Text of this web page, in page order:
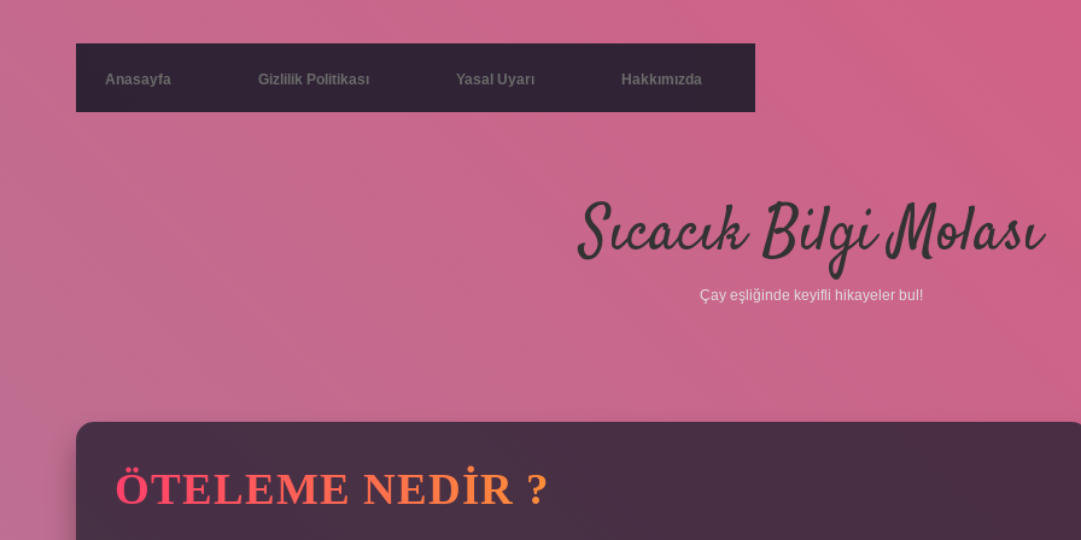
Anasayfa Gizlilik Politikası Yasal Uyarı Hakkımızda
Sıcacık Bilgi Molası
Çay eşliğinde keyifli hikayeler bul!
ÖTELEME NEDIR ?